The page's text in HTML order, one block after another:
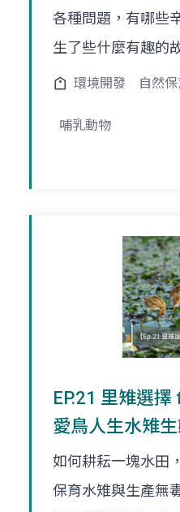
各種問題，有哪些
生了些什麼有趣的
環境開發 自然保
哺乳動物
EP.21 里雉選
愛鳥人生水雉
如何耕耘一塊水田
保育水雉與生產無